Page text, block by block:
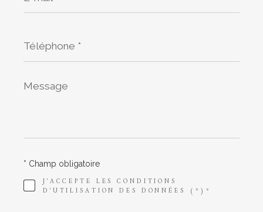
*
Message
*
J'ACCEPTE LES CONDITIONS
D'UTILISATION DES DONNÉES (*)*
* Champ obligatoire